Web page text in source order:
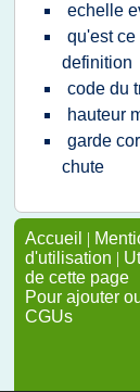
echelle
qu'est
definition
code du
hauteur
garde
chute
Accueil |
d'utilisation |
de cette page
Pour ajouter
CGUs